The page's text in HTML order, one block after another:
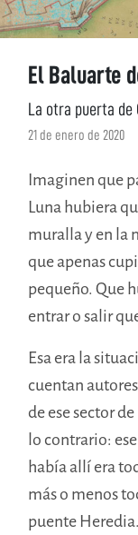
El Baluarte
La otra puerta de
21 de enero de 2020
Imaginen que
Luna hubiera
muralla y en la
que apenas
pequeño. Que
entrar o salir
Esa era la
cuentan
de ese sector
lo contrario:
había allí era
más o menos
puente